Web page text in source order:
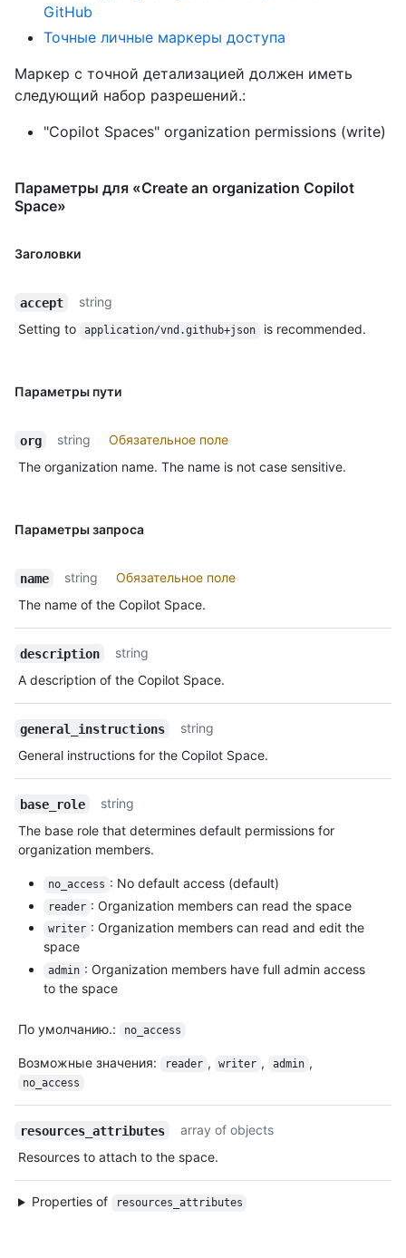
GitHub
Точные личные маркеры доступа
Маркер с точной детализацией должен иметь
следующий набор разрешений.:
"Copilot Spaces" organization permissions (write)
Параметры для «Create an organization Copilot
Space»
Заголовки
accept
string
Setting to
application/vnd.github+json is recommended.
Параметры пути
org string
Обязательное поле
The organization name. The name is not case sensitive.
Параметры запроса
name string
Обязательное поле
The name of the Copilot Space.
description
string
A description of the Copilot Space.
general_instructions
string
General instructions for the Copilot Space.
base_role
string
The base role that determines default permissions for
organization members.
no_access : No default access (default)
reader : Organization members can read the space
writer : Organization members can read and edit the
space
admin : Organization members have full admin access
to the space
По умолчанию.: no_access
Возможные значения: reader , writer , admin ,
no_access
resources_attributes
array of objects
Resources to attach to the space.
Properties of resources_attributes